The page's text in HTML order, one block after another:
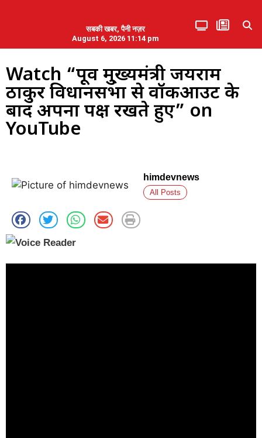
सबकी खबर, पैनी नज़र
August 6, 2026 11:14 pm
Watch “पूर्व मु्ख्यमंत्री जयराम
ठाकुर विधानसभा से वॉकआउट के
बाद अपना पक्ष रखते हुए” on
YouTube
himdevnews
All Posts